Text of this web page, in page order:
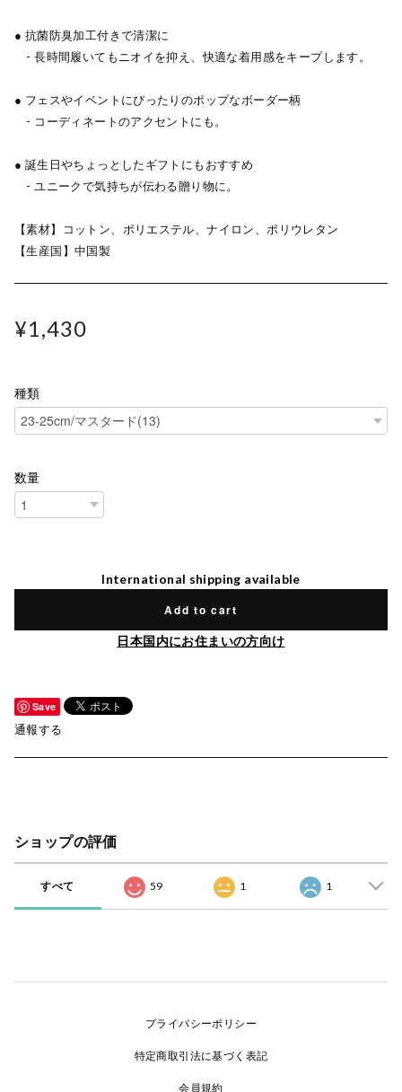
● 抗菌防臭加工付きで清潔に
- 長時間履いてもニオイを抑え、快適な着用感をキープします。
● フェスやイベントにぴったりのポップなボーダー柄
- コーディネートのアクセントにも。
● 誕生日やちょっとしたギフトにもおすすめ
- ユニークで気持ちが伝わる贈り物に。
【素材】コットン、ポリエステル、ナイロン、ポリウレタン
【生産国】中国製
¥1,430
種類
数量
International shipping available
Add to cart
日本国内にお住まいの方向け
Save
通報する
ショップの評価
すべて 59 1 1
プライバシーポリシー
特定商取引法に基づく表記
会員規約